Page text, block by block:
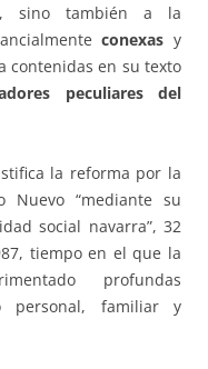
sino también a la
conexas y
contenidas en su texto
peculiares del
la reforma por la
Nuevo “mediante su
social navarra”, 32
tiempo en el que la
profundas
familiar y